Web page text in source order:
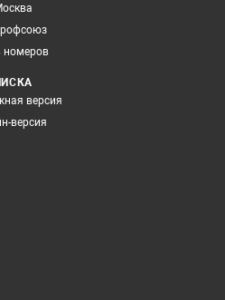
номеров
версия
версия